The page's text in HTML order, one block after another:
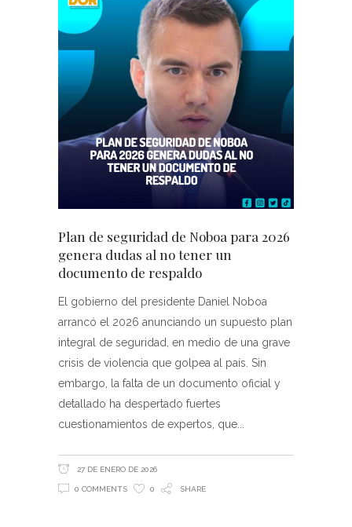
Plan de seguridad de Noboa para 2026
genera dudas al no tener un
documento de respaldo
El gobierno del presidente Daniel Noboa
arrancó el 2026 anunciando un supuesto plan
integral de seguridad, en medio de una grave
crisis de violencia que golpea al país. Sin
embargo, la falta de un documento oficial y
detallado ha despertado fuertes
cuestionamientos de expertos, que
27 DE ENERO DE 2026
0 COMMENTS 0 SHARE